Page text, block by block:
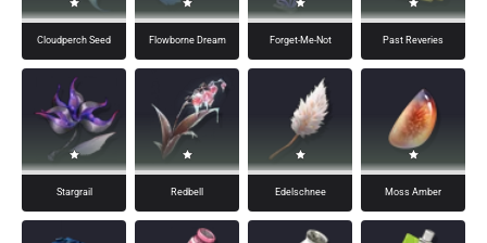
Cloudperch Seed Flowborne Dream Forget-Me-Not Past Reveries
Stargrail Redbell Edelschnee Moss Amber